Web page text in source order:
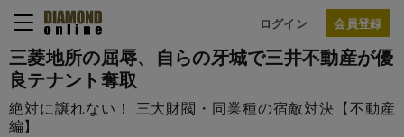
ログイン
三菱地所の屈辱、自らの牙城で三井不動産が優
良テナント奪取
絶対に譲れない！ 三大財閥・同業種の宿敵対決【不動産
編】